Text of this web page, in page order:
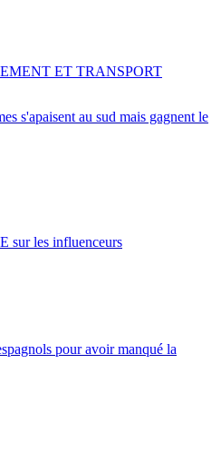
s'apaisent au sud mais gagnent le
ET TRANSPORT
sur les influenceurs
pour avoir manqué la